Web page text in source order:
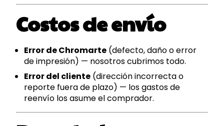
Costos de envío
Error de Chromarte (defecto, daño o error
de impresión) — nosotros cubrimos todo.
Error del cliente (dirección incorrecta o
reporte fuera de plazo) — los gastos de
reenvío los asume el comprador.